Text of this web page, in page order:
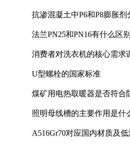
抗渗混凝土中P6和P8膨胀剂
法兰PN25和PN16有什么区别
消费者对洗衣机的核心需求
U型螺栓的国家标准
煤矿用电热取暖器是否符合
照明母线槽的主要作用是什
A516Gr70对应国内材质及